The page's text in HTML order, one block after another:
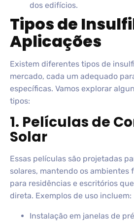
dos edifícios.
Tipos de
Aplicações
Existem diferentes tipos de
mercado, cada um adequado
específicas. Vamos explorar
tipos:
1. Películas de
Solar
Essas películas são projetadas
solares, mantendo os ambientes
para residências e escritórios
direta. Exemplos de uso incluem:
Instalação em janelas de